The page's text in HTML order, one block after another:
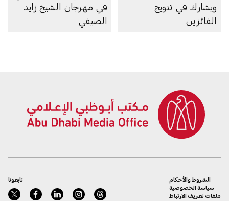
ويشارك في تتويج
الفائزين
في مهرجان الشيخ زايد
الصيفي
تابعونا
الشروط والأحكام
سياسة الخصوصية
ملفات تعريف الارتباط